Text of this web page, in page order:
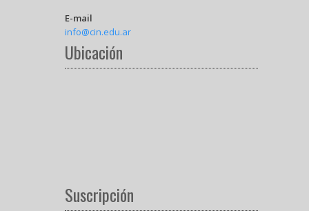
E-mail
info@cin.edu.ar
Ubicación
Suscripción